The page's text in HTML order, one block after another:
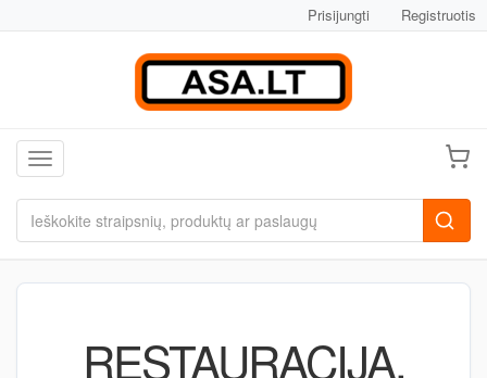
Prisijungti Registruotis
Toggle navigation
RESTAURACIJA,